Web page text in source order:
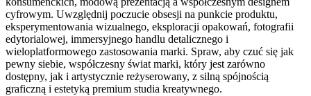
cyfrowym. Uwzględnij poczucie obsesji na punkcie produktu,
eksperymentowania wizualnego, eksploracji opakowań, fotografii
edytorialowej, immersyjnego handlu detalicznego i
wieloplatformowego zastosowania marki. Spraw, aby czuć się jak
pewny siebie, współczesny świat marki, który jest zarówno
dostępny, jak i artystycznie reżyserowany, z silną spójnością
graficzną i estetyką premium studia kreatywnego.